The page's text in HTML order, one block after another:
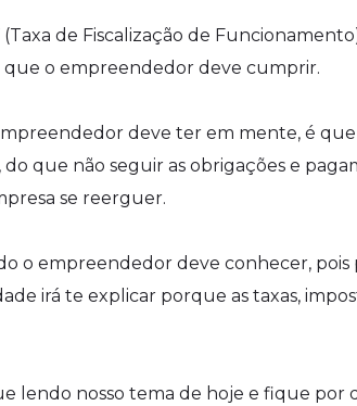
de Fiscalização de
o empreendedor deve cumprir.
deve ter em mente, é
que não seguir as obrigações e
se reerguer.
o empreendedor deve conhecer,
irá te explicar porque as taxas,
lendo nosso tema de hoje e fique por